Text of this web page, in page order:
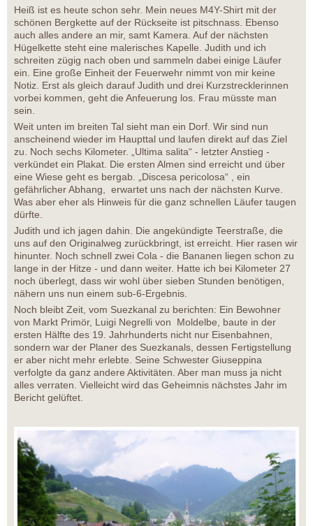
Heiß ist es heute schon sehr. Mein neues M4Y-Shirt mit der
schönen Bergkette auf der Rückseite ist pitschnass. Ebenso
auch alles andere an mir, samt Kamera. Auf der nächsten
Hügelkette steht eine malerisches Kapelle. Judith und ich
schreiten zügig nach oben und sammeln dabei einige Läufer
ein. Eine große Einheit der Feuerwehr nimmt von mir keine
Notiz. Erst als gleich darauf Judith und drei Kurzstrecklerinnen
vorbei kommen, geht die Anfeuerung los. Frau müsste man
sein.
Weit unten im breiten Tal sieht man ein Dorf. Wir sind nun
anscheinend wieder im Haupttal und laufen direkt auf das Ziel
zu. Noch sechs Kilometer. „Ultima salita“ - letzter Anstieg -
verkündet ein Plakat. Die ersten Almen sind erreicht und über
eine Wiese geht es bergab. „Discesa pericolosa“ , ein
gefährlicher Abhang, erwartet uns nach der nächsten Kurve.
Was aber eher als Hinweis für die ganz schnellen Läufer taugen
dürfte.
Judith und ich jagen dahin. Die angekündigte Teerstraße, die
uns auf den Originalweg zurückbringt, ist erreicht. Hier rasen wir
hinunter. Noch schnell zwei Cola - die Bananen liegen schon zu
lange in der Hitze - und dann weiter. Hatte ich bei Kilometer 27
noch überlegt, dass wir wohl über sieben Stunden benötigen,
nähern uns nun einem sub-6-Ergebnis.
Noch bleibt Zeit, vom Suezkanal zu berichten: Ein Bewohner
von Markt Primör, Luigi Negrelli von Moldelbe, baute in der
ersten Hälfte des 19. Jahrhunderts nicht nur Eisenbahnen,
sondern war der Planer des Suezkanals, dessen Fertigstellung
er aber nicht mehr erlebte. Seine Schwester Giuseppina
verfolgte da ganz andere Aktivitäten. Aber man muss ja nicht
alles verraten. Vielleicht wird das Geheimnis nächstes Jahr im
Bericht gelüftet.